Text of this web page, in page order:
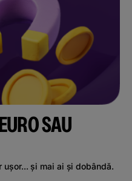
SAU
ușor... și mai ai și dobândă.